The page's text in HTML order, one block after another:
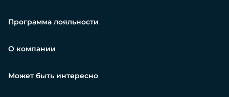
Программа лояльности
О компании
Может быть интересно